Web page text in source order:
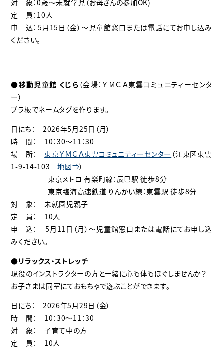
対 象：0歳～未就学児（お母さんの参加OK)
定 員：10人
申 込：5月15日（金）～児童館窓口または電話にてお申し込み
ください。
●移動児童館 くじら （会場：ＹＭＣＡ東雲コミュニティーセンタ
ー）
プラ板でネームタグを作ります。
日にち： 2026年5月25日（月）
時 間： 10：30～11：30
場 所： 東京ＹＭＣＡ東雲コミュニティーセンター （江東区東雲
1-9-14-103地図⇒）
東京メトロ 有楽町線：辰巳駅 徒歩8分
東京臨海高速鉄道 りんかい線：東雲駅 徒歩8分
対 象： 未就園児親子
定 員： 10人
申 込： 5月11 日（月）～児童館窓口または電話にてお申し込
みください。
●リラックス・ストレッチ
現役のインストラクターの方と一緒に心も体もほぐしませんか？
お子さまは同室にておもちゃで遊ぶことができます。
日にち： 2026年5月29日（金）
時 間： 10：30～11：30
対 象： 子育て中の方
定 員： 10人